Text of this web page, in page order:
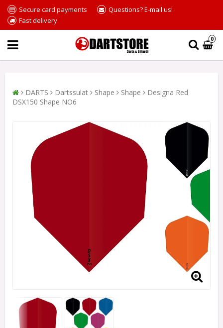
Secure card payments
Questions? E-mail us!
Fast delivery
0
DARTS Dartssulat Shape Shape
Designa Red
DSX150 Shape NO6